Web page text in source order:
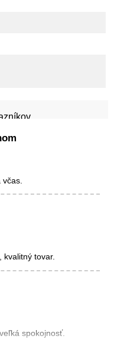
kvalitný tovar.
spokojnosť.